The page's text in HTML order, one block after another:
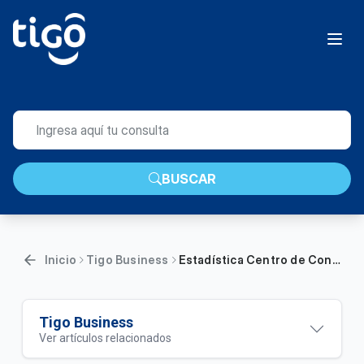
BUSCAR
Inicio Tigo Business Estadística Centro de Control Conectividad Gestionada IoT | Empresas
Tigo Business
Ver artículos relacionados